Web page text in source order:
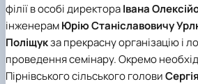
філії в особі директораІвана
інженерамЮрію Станіславовичу
Поліщукза прекрасну організацію і
проведення семінару. Окремо
Пірнівського сільського голови